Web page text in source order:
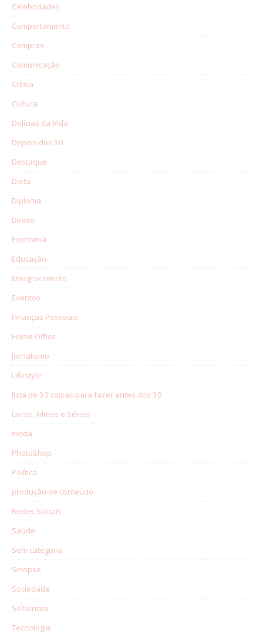
Celebridades
Comportamento
Compras
Comunicação
Crítica
Cultura
Delícias da Vida
Depois dos 30
Destaque
Dieta
Diploma
Direito
Economia
Educação
Emagrecimento
Eventos
Finanças Pessoais
Home Office
Jornalismo
Lifestyle
lista de 30 coisas para fazer antes dos 30
Livros, Filmes e Séries
moda
PhotoShop
Política
produção de conteúdo
Redes Sociais
Saúde
Sem categoria
Sinopse
Sociedade
Solteirices
Tecnologia